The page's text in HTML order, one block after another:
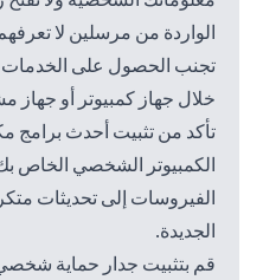
الواردة من مرسلين لا
تجنب الحصول على الخدمات
خلال جهاز كمبيوتر أو جهاز
تأكد من تثبيت أحدث برامج
الكمبيوتر الشخصي الخاص
الفيروسات إلى تحديثات
الجديدة.
قم بتثبيت جدار حماية